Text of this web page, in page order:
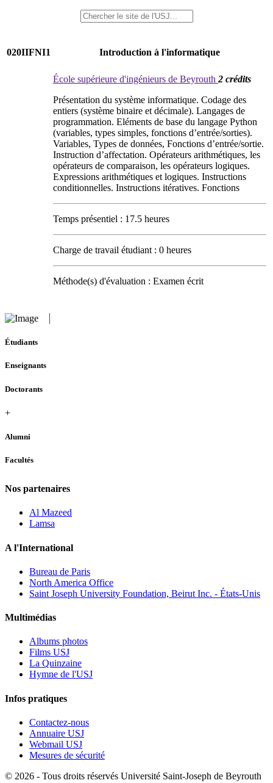
020IIFNI1 Introduction à l'informatique
École supérieure d'ingénieurs de Beyrouth 2 crédits
Présentation du système informatique. Codage des
entiers (système binaire et décimale). Langages de
programmation. Eléments de base du langage Python
(variables, types simples, fonctions d’entrée/sorties).
Variables, Types de données, Fonctions d’entrée/sortie.
Instruction d’affectation. Opérateurs arithmétiques, les
opérateurs de comparaison, les opérateurs logiques.
Expressions arithmétiques et logiques. Instructions
conditionnelles. Instructions itératives. Fonctions
Temps présentiel : 17.5 heures
Charge de travail étudiant : 0 heures
Méthode(s) d'évaluation : Examen écrit
Étudiants
Enseignants
Doctorants
+
Alumni
Facultés
Nos partenaires
Al Mazeed
Lamsa
A l'International
Bureau de Paris
North America Office
Saint Joseph University Foundation, Beirut Inc. - États-Unis
Multimédias
Albums photos
Films USJ
La Quinzaine
Hymne de l'USJ
Infos pratiques
Contactez-nous
Annuaire USJ
Webmail USJ
Mesures de sécurité
© 2026 - Tous droits réservés Université Saint-Joseph de Beyrouth